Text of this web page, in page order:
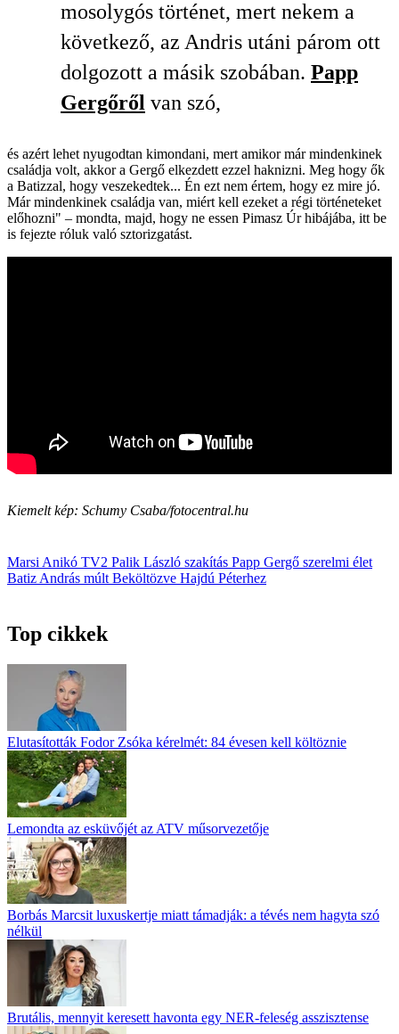
mosolygós történet, mert nekem a
következő, az Andris utáni párom ott
dolgozott a másik szobában. Papp
Gergőről van szó,
és azért lehet nyugodtan kimondani, mert amikor már mindenkinek
családja volt, akkor a Gergő elkezdett ezzel haknizni. Meg hogy ők
a Batizzal, hogy veszekedtek... Én ezt nem értem, hogy ez mire jó.
Már mindenkinek családja van, miért kell ezeket a régi történeteket
előhozni" – mondta, majd, hogy ne essen Pimasz Úr hibájába, itt be
is fejezte róluk való sztorizgatást.
Kiemelt kép: Schumy Csaba/fotocentral.hu
Marsi Anikó TV2 Palik László szakítás Papp Gergő szerelmi élet
Batiz András múlt Beköltözve Hajdú Péterhez
Top cikkek
Elutasították Fodor Zsóka kérelmét: 84 évesen kell költöznie
Lemondta az esküvőjét az ATV műsorvezetője
Borbás Marcsit luxuskertje miatt támadják: a tévés nem hagyta szó
nélkül
Brutális, mennyit keresett havonta egy NER-feleség asszisztense